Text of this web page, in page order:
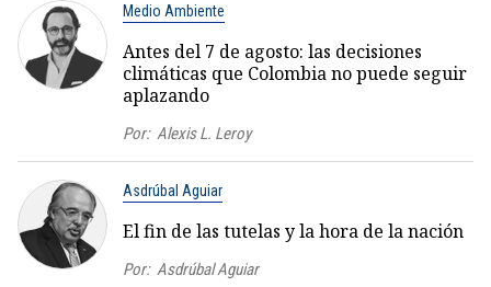
Medio Ambiente
Antes del 7 de agosto: las decisiones
climáticas que Colombia no puede seguir
aplazando
Por: Alexis L. Leroy
Asdrúbal Aguiar
El fin de las tutelas y la hora de la nación
Por: Asdrúbal Aguiar